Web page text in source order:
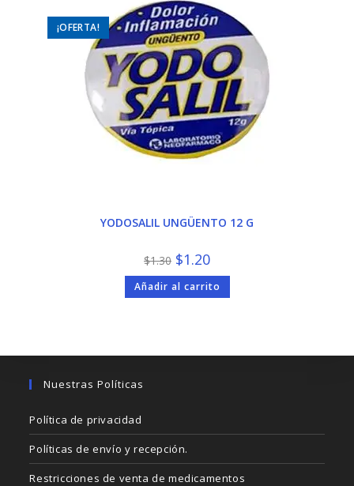
¡OFERTA!
YODOSALIL UNGÜENTO 12 G
$1.30 El
precio
original
era:
$1.30.
$1.20El
actual
es:
$1.20.
Añadir al carrito
Nuestras Políticas
Política de privacidad
Políticas de envío y recepción.
Restricciones de venta de medicamentos